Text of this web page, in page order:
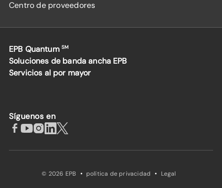
Centro de proveedores
EPB Quantum SM
Soluciones de banda ancha EPB
Servicios al por mayor
Síguenos en
© 2026 EPB · política de privacidad · Legal